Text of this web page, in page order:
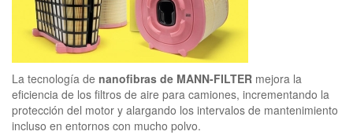
La tecnología de nanofibras de MANN-FILTER mejora la
eficiencia de los filtros de aire para camiones, incrementando la
protección del motor y alargando los intervalos de mantenimiento
incluso en entornos con mucho polvo.